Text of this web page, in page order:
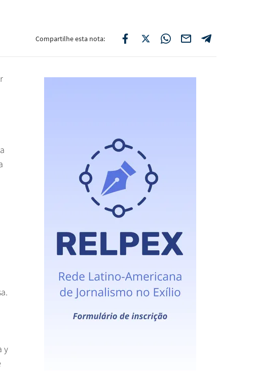
Compartilhe esta nota:
y